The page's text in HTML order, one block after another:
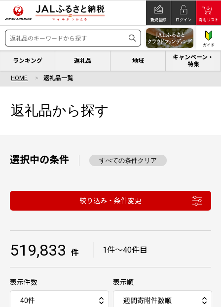
新規登録 ログイン 寄附リスト
ガイド
ランキング 返礼品 地域
キャンペーン・
特集
HOME 返礼品一覧
返礼品から探す
選択中の条件 すべての条件クリア
絞り込み・条件変更
519,833 件 1件〜40件目
表示件数 表示順